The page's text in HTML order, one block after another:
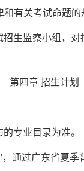
有关考试命题的
生监察小组，
第四章 招生计划
专业目录为准。
通过广东省夏